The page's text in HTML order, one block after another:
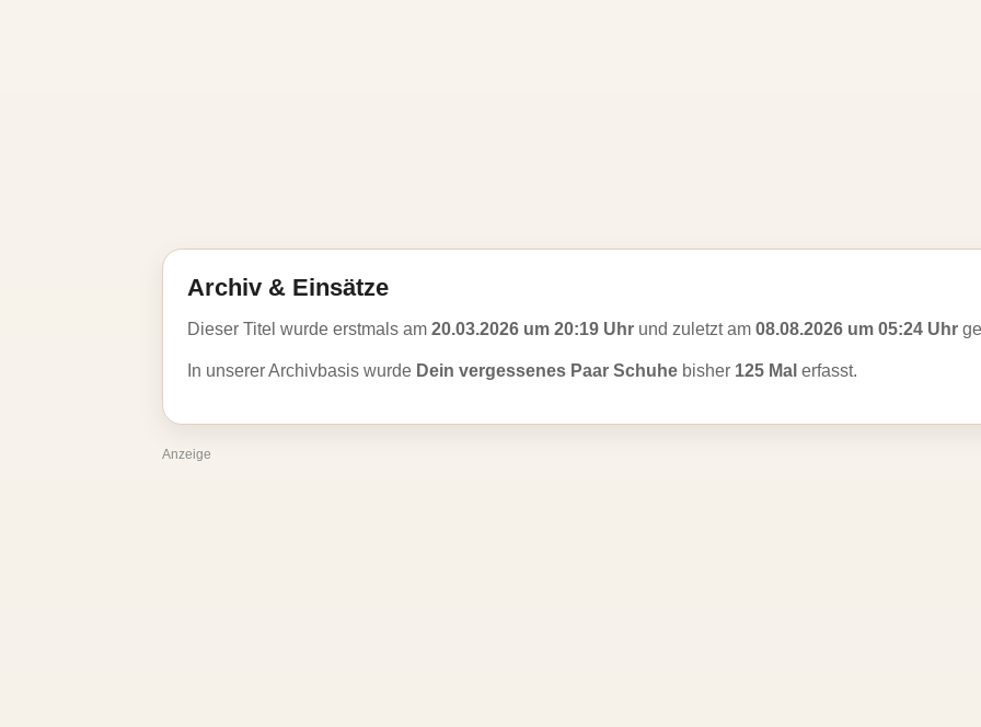
Archiv & Einsätze
Dieser Titel wurde erstmals am 20.03.2026 um 20:19 Uhr und zuletzt am 08.08.2026 um 05:24 Uhr
In unserer Archivbasis wurde Dein vergessenes Paar Schuhe bisher 125 Mal erfasst.
Anzeige